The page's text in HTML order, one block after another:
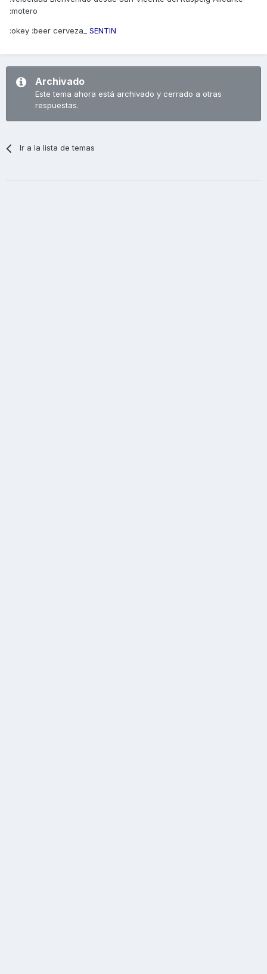
:motero
:okey :beer cerveza_ SENTIN
Archivado
Este tema ahora está archivado y cerrado a otras
respuestas.
Ir a la lista de temas